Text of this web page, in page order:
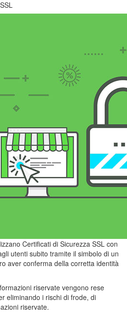
Certificati di Sicurezza SSL con
utenti subito tramite il simbolo di un
aver conferma della corretta identità
riservate vengono rese
eliminando i rischi di frode, di
riservate.